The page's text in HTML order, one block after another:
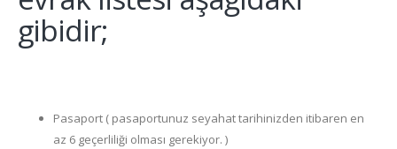
gibidir;
Pasaport ( pasaportunuz seyahat tarihinizden itibaren en
az 6 geçerliliği olması gerekiyor. )